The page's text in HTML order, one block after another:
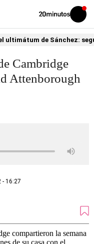
Volver
Iniciar
sesión
ultimátum de Sánchez:
Cambridge
Attenborough
- 16:27
compartieron la semana
de su casa con el